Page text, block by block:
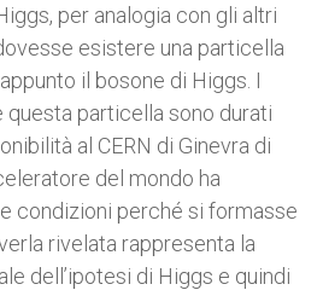
per analogia con gli altri
esistere una particella
il bosone di Higgs. I
particella sono durati
al CERN di Ginevra di
del mondo ha
condizioni perché si formasse
rivelata rappresenta la
dell’ipotesi di Higgs e quindi